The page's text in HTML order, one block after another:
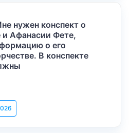
нужен конспект о
Афанасии Фете,
о его
В конспекте